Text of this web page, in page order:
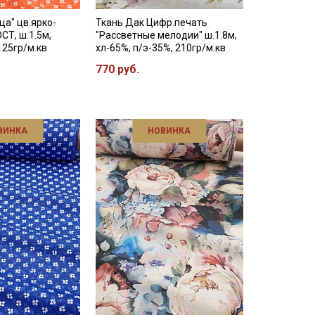
цв.ярко-
ш.1.5м,
м.кв
Ткань Дак Цифр.печать
"Рассветные мелодии" ш.1.8м,
хл-65%, п/э-35%, 210гр/м.кв
770 руб.
НОВИНКА